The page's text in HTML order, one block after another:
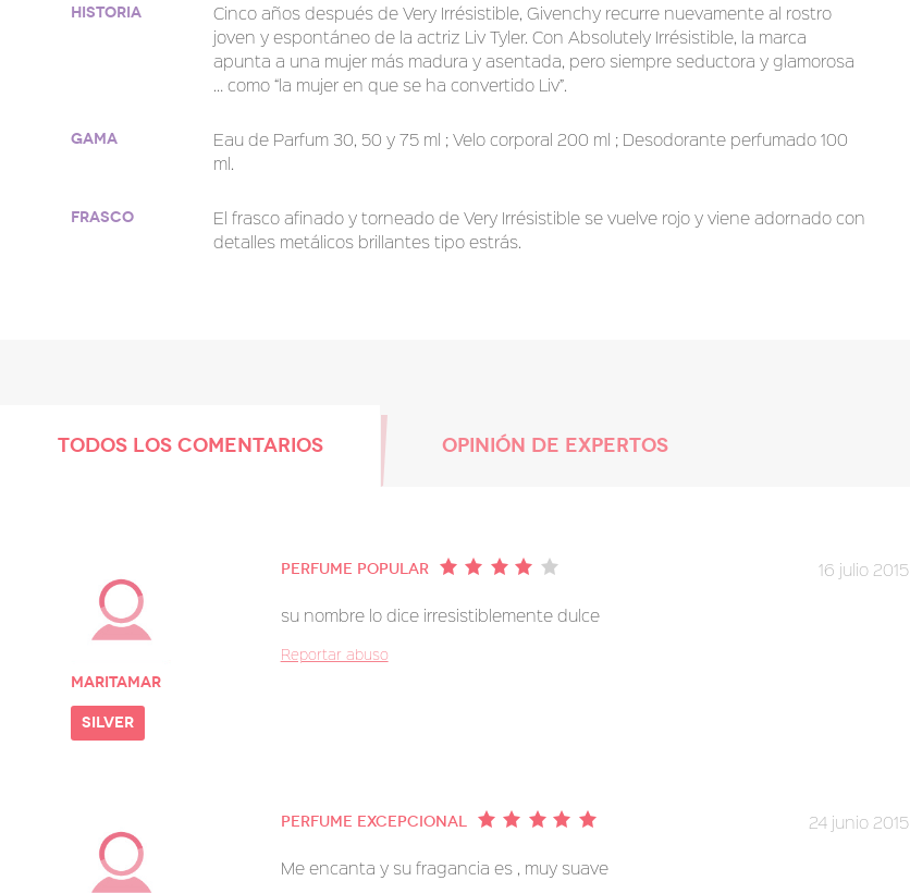
Historia
Cinco años después de Very Irrésistible, Givenchy recurre nuevamente al rostro
joven y espontáneo de la actriz Liv Tyler. Con Absolutely Irrésistible, la marca
apunta a una mujer más madura y asentada, pero siempre seductora y glamorosa
… como “la mujer en que se ha convertido Liv”.
Gama
Eau de Parfum 30, 50 y 75 ml ; Velo corporal 200 ml ; Desodorante perfumado 100
ml.
Frasco
El frasco afinado y torneado de Very Irrésistible se vuelve rojo y viene adornado con
detalles metálicos brillantes tipo estrás.
TODOS LOS COMENTARIOS OPINIÓN DE EXPERTOS
maritamar
silver
Perfume Popular
16 julio 2015
su nombre lo dice irresistiblemente dulce
Reportar abuso
Perfume excepcional
24 junio 2015
Me encanta y su fragancia es , muy suave